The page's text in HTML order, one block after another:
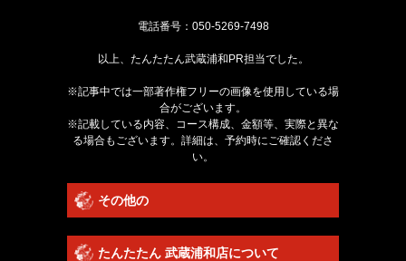
電話番号： 050-5269-7498
以上、たんたたん武蔵浦和PR担当でした。
※記事中では一部著作権フリーの画像を使用している場
合がございます。
※記載している内容、コース構成、金額等、実際と異な
る場合もございます。詳細は、予約時にご確認くださ
い。
その他の
たんたたん 武蔵浦和店について